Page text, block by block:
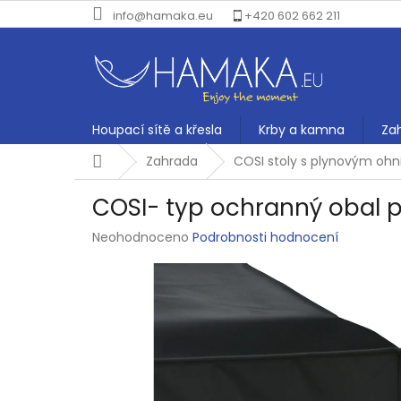
na
info@hamaka.eu +420 602 662 211
Houpací sítě a křesla Krby a kamna
DomůZahrada COSI stoly s plynovým
COSI- typ ochranný obal
Průměrné
Neohodnoceno Podrobnosti hodnocení